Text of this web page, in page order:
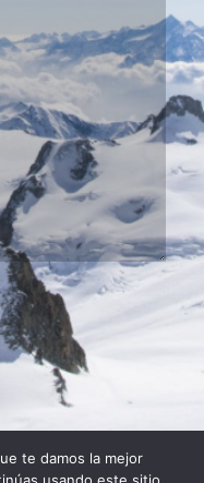
te damos la mejor